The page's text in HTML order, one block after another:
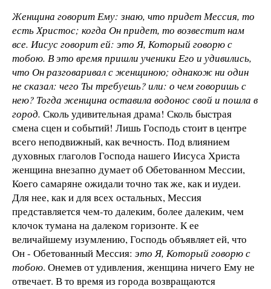
Женщина говорит Ему: знаю, что придет Мессия, то
есть Христос; когда Он придет, то возвестит нам
все. Иисус говорит ей: это Я, Который говорю с
тобою. В это время пришли ученики Его и удивились,
что Он разговаривал с женщиною; однакож ни один
не сказал: чего Ты требуешь? или: о чем говоришь с
нею? Тогда женщина оставила водонос свой и пошла в
город. Сколь удивительная драма! Сколь быстрая
смена сцен и событий! Лишь Господь стоит в центре
всего неподвижный, как вечность. Под влиянием
духовных глаголов Господа нашего Иисуса Христа
женщина внезапно думает об Обетованном Мессии,
Коего самаряне ожидали точно так же, как и иудеи.
Для нее, как и для всех остальных, Мессия
представляется чем-то далеким, более далеким, чем
клочок тумана на далеком горизонте. К ее
величайшему изумлению, Господь объявляет ей, что
Он - Обетованный Мессия: это Я, Который говорю с
тобою. Онемев от удивления, женщина ничего Ему не
отвечает. В то время из города возвращаются